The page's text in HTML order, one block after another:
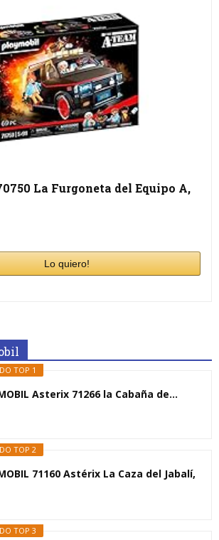
La Furgoneta del Equipo A,
Lo quiero!
TOP 1
Asterix 71266 la Cabaña de...
TOP 2
71160 Astérix La Caza del Jabalí,
TOP 3